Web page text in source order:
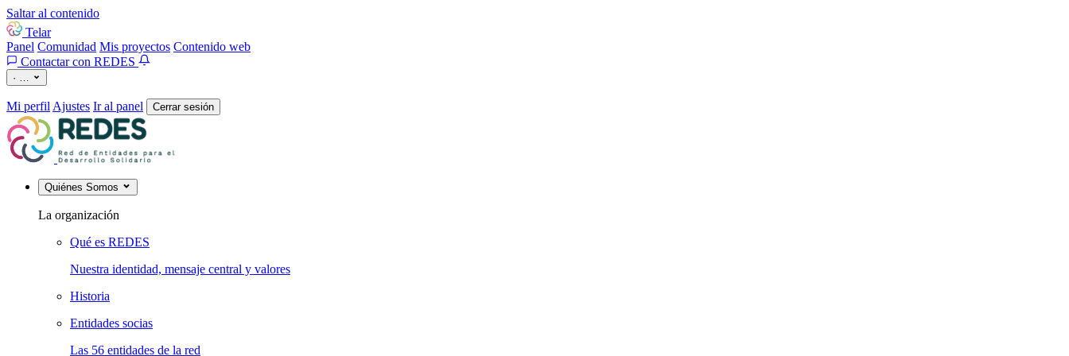
Saltar al contenido
Telar
Panel Comunidad Mis proyectos Contenido web
Contactar con REDES
· …
Mi perfil Ajustes Ir al panel Cerrar sesión
Quiénes Somos
La organización
Qué es REDES
Nuestra identidad, mensaje central y valores
Historia
Entidades socias
Las 56 entidades de la red